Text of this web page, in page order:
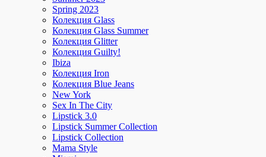
Spring 2023
Колекция Glass
Колекция Glass Summer
Колекция Glitter
Колекция Guilty!
Ibiza
Колекция Iron
Колекция Blue Jeans
New York
Sex In The City
Lipstick 3.0
Lipstick Summer Collection
Lipstick Collection
Mama Style